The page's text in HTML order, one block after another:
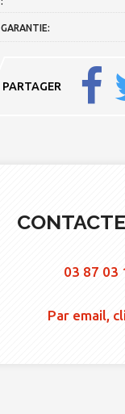
GARANTIE:
PARTAGER
03 87 03
Par email,